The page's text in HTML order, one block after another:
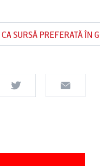
CA SURSĂ PREFERATĂ ÎN